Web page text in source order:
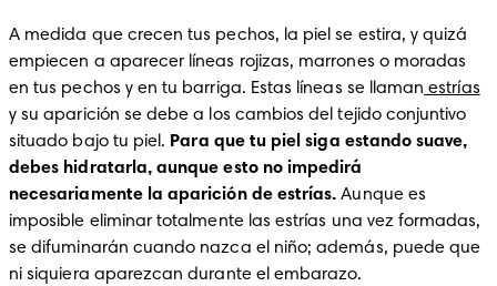
A medida que crecen tus pechos, la piel se estira, y quizá
empiecen a aparecer líneas rojizas, marrones o moradas
en tus pechos y en tu barriga. Estas líneas se llaman estrías
y su aparición se debe a los cambios del tejido conjuntivo
situado bajo tu piel. Para que tu piel siga estando suave,
debes hidratarla, aunque esto no impedirá
necesariamente la aparición de estrías. Aunque es
imposible eliminar totalmente las estrías una vez formadas,
se difuminarán cuando nazca el niño; además, puede que
ni siquiera aparezcan durante el embarazo.